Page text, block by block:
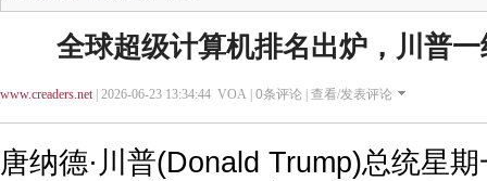
全球超级计算机排名出炉，川普
www.creaders.net| 2026-06-23 13:34:44 VOA | 0条评论 | 查看/发表评论
唐纳德·川普(Donald Trump)总统星